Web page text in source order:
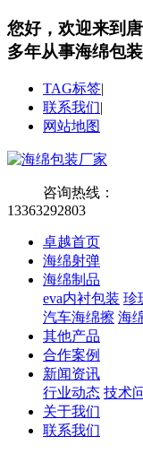
您好，欢迎来到
多年从事海绵包
TAG标签|
联系我们|
网站地图
咨询热线：
13363292803
卓越首页
海绵射弹
海绵制品
eva内衬包装 珍
汽车海绵擦 海
其他产品
合作案例
新闻资讯
行业动态 技术
关于我们
联系我们